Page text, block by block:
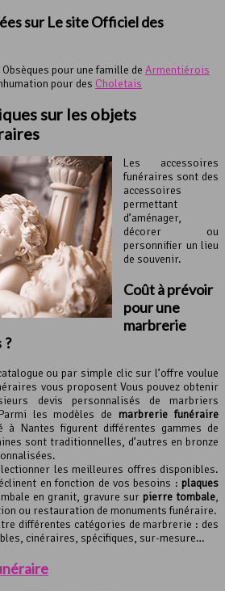
sur Le site Officiel des
pour une famille de Armentiérois
pour des Choletais
sur les objets
Les accessoires
funéraires sont des
accessoires
permettant
d’aménager,
décorer ou
personnifier un lieu
de souvenir.
Coût à prévoir
pour une
marbrerie
?
ou par simple clic sur l’offre voulue
vous proposent Vous pouvez obtenir
devis personnalisés de marbriers
les modèles de marbrerie funéraire
à Nantes figurent différentes gammes de
sont traditionnelles, d’autres en bronze
les meilleures offres disponibles.
en fonction de vos besoins : plaques
en granit, gravure sur pierre tombale,
ou restauration de monuments funéraire.
différentes catégories de marbrerie : des
cinéraires, spécifiques, sur-mesure…